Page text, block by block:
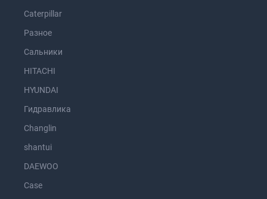
Caterpillar
Разное
Сальники
HITACHI
HYUNDAI
Гидравлика
Changlin
shantui
DAEWOO
Case